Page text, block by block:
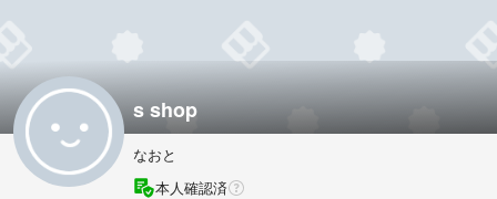
s shop
なおと
本人確認済